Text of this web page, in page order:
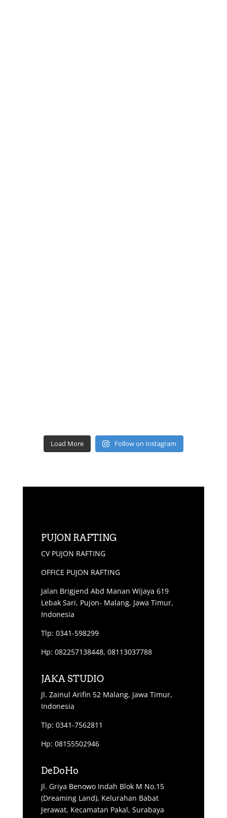
Load More Follow on Instagram
PUJON RAFTING
CV PUJON RAFTING
OFFICE PUJON RAFTING
Jalan Brigjend Abd Manan Wijaya 619
Lebak Sari, Pujon- Malang, Jawa Timur,
Indonesia
Tlp: 0341-598299
Hp: 082257138448, 08113037788
JAKA STUDIO
Jl. Zainul Arifin 52 Malang, Jawa Timur,
Indonesia
Tlp: 0341-7562811
Hp: 08155502946
DeDoHo
Jl. Griya Benowo Indah Blok M No.15
(Dreaming Land), Kelurahan Babat
Jerawat, Kecamatan Pakal, Surabaya